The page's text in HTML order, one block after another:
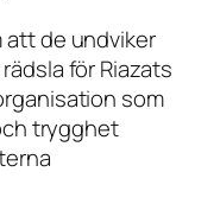
att de undviker
för Riazats
som
trygghet